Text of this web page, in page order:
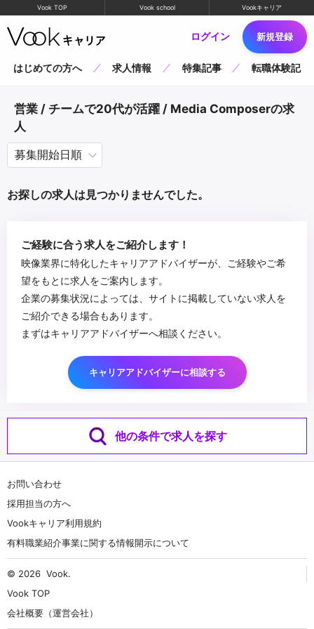
Vook TOP Vook school Vookキャリア
ログイン 新規登録
はじめての方へ 求人情報 特集記事 転職体験記
営業 / チームで20代が活躍 / Media Composerの求
人
お探しの求人は見つかりませんでした。
ご経験に合う求人をご紹介します！
映像業界に特化したキャリアアドバイザーが、ご経験やご希
望をもとに求人をご案内します。
企業の募集状況によっては、サイトに掲載していない求人を
ご紹介できる場合もあります。
まずはキャリアアドバイザーへ相談ください。
キャリアアドバイザーに相談する
他の条件で求人を探す
お問い合わせ
採用担当の方へ
Vookキャリア利用規約
有料職業紹介事業に関する情報開示について
© 2026 Vook.
Vook TOP
会社概要（運営会社）